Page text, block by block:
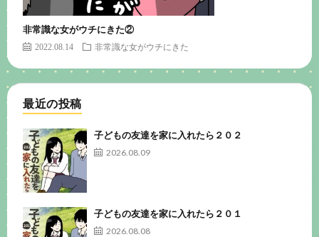
非常識な女がウチにきた②
2022.08.14 非常識な女がウチにきた
最近の投稿
子どもの友達を家に入れたら２０２
2026.08.09
子どもの友達を家に入れたら２０１
2026.08.08